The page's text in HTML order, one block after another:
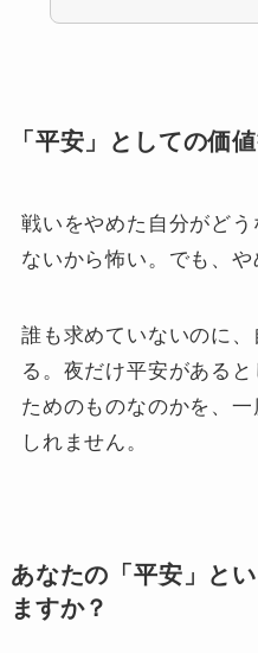
「平安」としての価
戦いをやめた自分がど
ないから怖い。でも、や
誰も求めていないのに
る。夜だけ平安がある
ためのものなのかを、
しれません。
あなたの「平安」と
ますか？